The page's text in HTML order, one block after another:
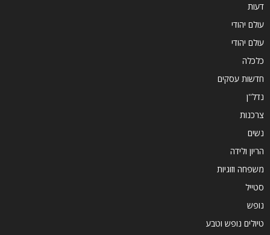
דעות
עולם יהודי
עולם יהודי
כלכלה
חדשות עסקים
נדל''ן
צרכנות
נשים
הריון ולידה
משפחה וזוגיות
סטייל
נופש
טיולים נופש וטבע